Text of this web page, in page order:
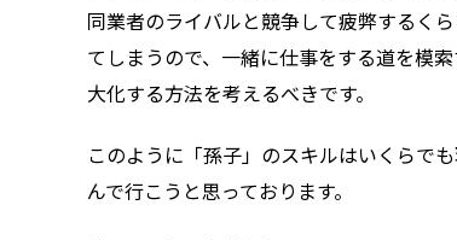
同業者のライバルと競争して疲弊するく
てしまうので、一緒に仕事をする道を模
大化する方法を考えるべきです。
このように「孫子」のスキルはいくらで
んで行こうと思っております。